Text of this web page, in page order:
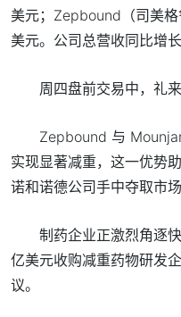
美元；Zepbound（司美
美元。公司总营收同比增
周四盘前交易中，礼
Zepbound 与
实现显著减重，这一优势
诺和诺德公司手中夺取市场
制药企业正激烈角逐
亿美元收购减重药物研发
议。